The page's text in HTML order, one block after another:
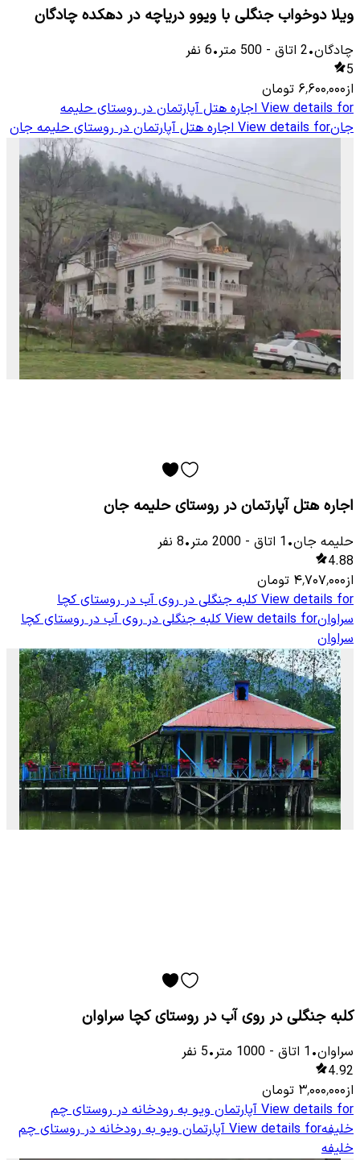
ویلا دوخواب جنگلی با ویوو دریاچه در دهکده چادگان
چادگان•
2 اتاق -
500 متر•
6 نفر
5
از۶٬۶۰۰٬۰۰۰ تومان
View details for اجاره هتل آپارتمان در روستای حلیمه
جانView details for اجاره هتل آپارتمان در روستای حلیمه جان
اجاره هتل آپارتمان در روستای حلیمه جان
حلیمه جان•
1 اتاق -
2000 متر•
8 نفر
4.88
از۴٬۷۰۷٬۰۰۰ تومان
View details for کلبه جنگلی در روی آب در روستای کچا
سراوانView details for کلبه جنگلی در روی آب در روستای کچا
سراوان
کلبه جنگلی در روی آب در روستای کچا سراوان
سراوان•
1 اتاق -
1000 متر•
5 نفر
4.92
از۳٬۰۰۰٬۰۰۰ تومان
View details for آپارتمان ویو به رودخانه در روستای چم
خلیفهView details for آپارتمان ویو به رودخانه در روستای چم
خلیفه